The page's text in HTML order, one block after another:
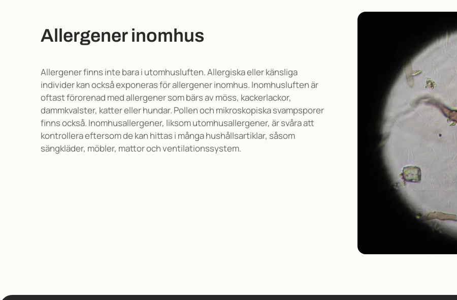
Allergener inomhus
Allergener finns inte bara i utomhusluften.Allergiska eller känsliga
individer kan också exponeras för allergener inomhus. Inomhusluften är
oftast förorenad med allergener som bärs av möss, kackerlackor,
dammkvalster, katter eller hundar. Pollen och mikroskopiska svampsporer
finns också. Inomhusallergener, liksom utomhusallergener, är svåra att
kontrollera eftersom de kan hittas i många hushållsartiklar, såsom
sängkläder, möbler, mattor och ventilationssystem.